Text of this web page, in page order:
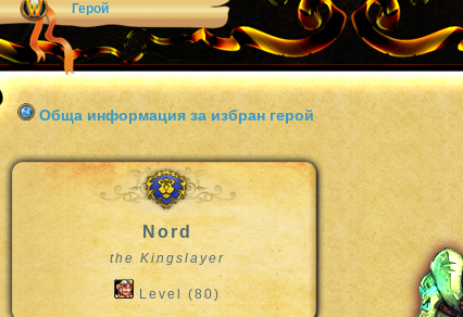
Герой
Обща информация за избран герой
Nord
the Kingslayer
Level (80)